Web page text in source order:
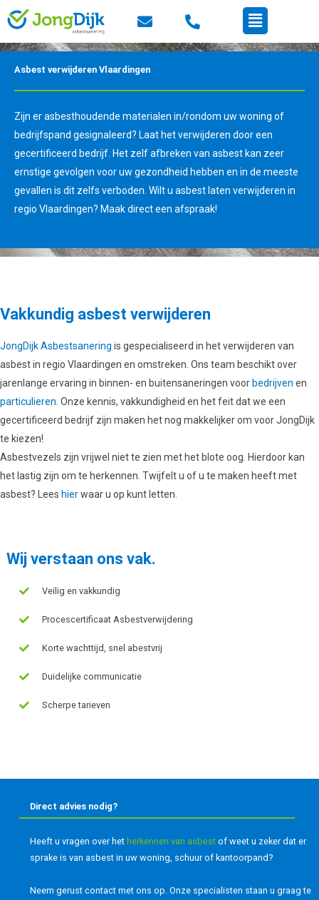
naar
de
Menu
Asbest verwijderen Vlaardingen
Zijn er asbesthoudende materialen in/rondom uw woning of
bedrijfspand gesignaleerd? Laat het verwijderen door een
gecertificeerd bedrijf. Het zelf afbreken van asbest kan zeer
ernstige gevolgen voor uw gezondheid hebben en in de meeste
gevallen is dit zelfs verboden. Wilt u asbest laten verwijderen in
regio Vlaardingen? Maak direct een afspraak!
Vakkundig asbest verwijderen
JongDijk Asbestsanering is gespecialiseerd in het verwijderen van
asbest in regio Vlaardingen en omstreken. Ons team beschikt over
jarenlange ervaring in binnen- en buitensaneringen voor bedrijven en
particulieren . Onze kennis, vakkundigheid en het feit dat we een
gecertificeerd bedrijf zijn maken het nog makkelijker om voor JongDijk
te kiezen!
Asbestvezels zijn vrijwel niet te zien met het blote oog. Hierdoor kan
het lastig zijn om te herkennen. Twijfelt u of u te maken heeft met
asbest? Lees hierwaar u op kunt letten.
Wij verstaan ons vak.
Veilig en vakkundig
Procescertificaat Asbestverwijdering
Korte wachttijd, snel abestvrij
Duidelijke communicatie
Scherpe tarieven
Direct advies nodig?
Heeft u vragen over het herkennen van asbest of weet u zeker dat er
sprake is van asbest in uw woning, schuur of kantoorpand?
Neem gerust contact met ons op. Onze specialisten staan u graag te